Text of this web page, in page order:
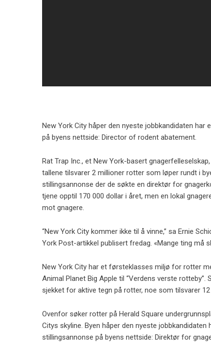
New York City håper den nyeste jobbkandidaten
på byens nettside: Director of rodent abatement.
Rat Trap Inc., et New York-basert
tallene tilsvarer 2 millioner rotter som løper rundt i
stillingsannonse der de søkte en direktør for
tjene opptil 170 000 dollar i året, men en lokal
mot gnagere.
“New York City kommer ikke til å vinne,” sa Ernie
York Post-artikkel publisert fredag. «Mange ting må
New York City har et førsteklasses miljø for rotter
Animal Planet Big Apple til “Verdens verste
sjekket for aktive tegn på rotter, noe som tilsvarer
Ovenfor søker rotter på Herald Square
Citys skyline. Byen håper den nyeste
stillingsannonse på byens nettside: Direktør for